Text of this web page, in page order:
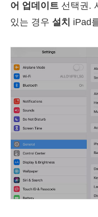
어 업데이트 선택권.
있는 경우 설치 iPad